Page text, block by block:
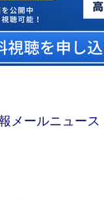
メールニュー